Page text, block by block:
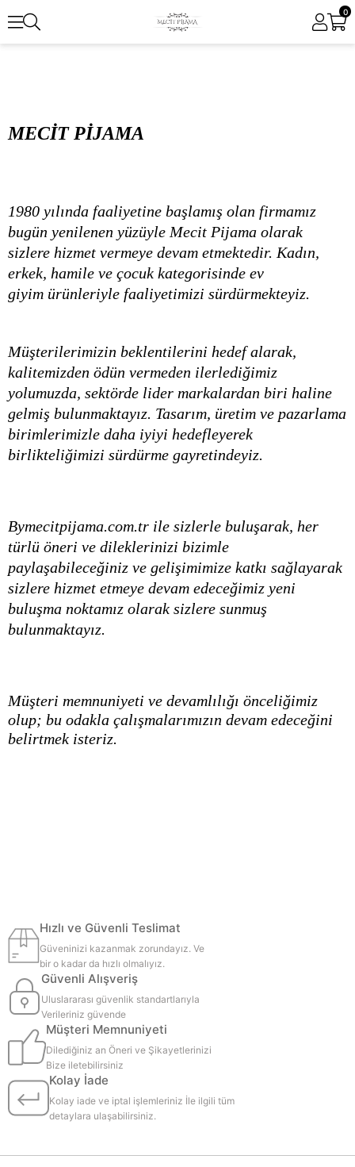
0
MECİT PİJAMA
1980 yılında faaliyetine başlamış olan firmamız
bugün yenilenen yüzüyle Mecit Pijama olarak
sizlere hizmet vermeye devam etmektedir. Kadın,
erkek, hamile ve çocuk kategorisinde ev
giyim ürünleriyle faaliyetimizi sürdürmekteyiz.
Müşterilerimizin beklentilerini hedef alarak,
kalitemizden ödün vermeden ilerlediğimiz
yolumuzda, sektörde lider markalardan biri haline
gelmiş bulunmaktayız. Tasarım, üretim ve pazarlama
birimlerimizle daha iyiyi hedefleyerek
birlikteliğimizi sürdürme gayretindeyiz.
Bymecitpijama.com.tr ile sizlerle buluşarak, her
türlü öneri ve dileklerinizi bizimle
paylaşabileceğiniz ve gelişimimize katkı sağlayarak
sizlere hizmet etmeye devam edeceğimiz yeni
buluşma noktamız olarak sizlere sunmuş
bulunmaktayız.
Müşteri memnuniyeti ve devamlılığı önceliğimiz
olup; bu odakla çalışmalarımızın devam edeceğini
belirtmek isteriz.
Hızlı ve Güvenli Teslimat
Güveninizi kazanmak zorundayız. Ve
bir o kadar da hızlı olmalıyız.
Güvenli Alışveriş
Uluslararası güvenlik standartlarıyla
Verileriniz güvende
Müşteri Memnuniyeti
Dilediğiniz an Öneri ve Şikayetlerinizi
Bize iletebilirsiniz
Kolay İade
Kolay iade ve iptal işlemleriniz İle ilgili tüm
detaylara ulaşabilirsiniz.